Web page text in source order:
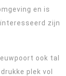
en is
zijn
ook tal
plek vol